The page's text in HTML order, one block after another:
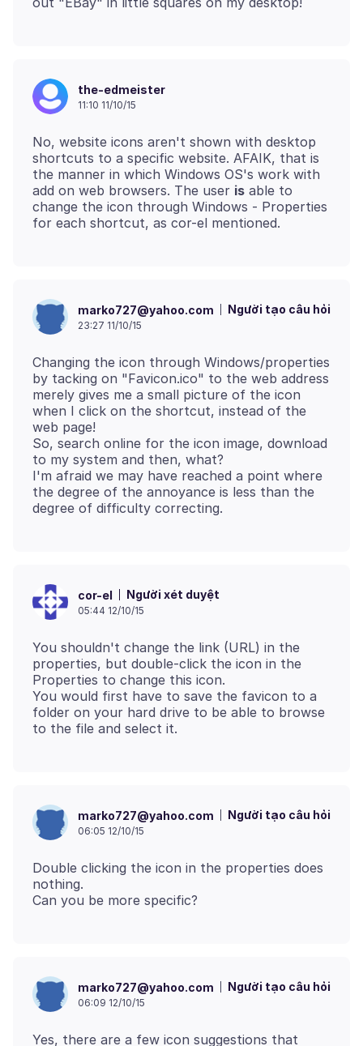
the-edmeister
11:10 11/10/15
No, website icons aren't shown with desktop
shortcuts to a specific website. AFAIK, that is
the manner in which Windows OS's work with
add on web browsers. The user is able to
change the icon through Windows - Properties
marko727@yahoo.com Người tạo câu hỏi
23:27 11/10/15
Changing the icon through Windows/properties
by tacking on "Favicon.ico" to the web address
merely gives me a small picture of the icon
when I click on the shortcut, instead of the
web page!
So, search online for the icon image, download
to my system and then, what?
I'm afraid we may have reached a point where
the degree of the annoyance is less than the
cor-el Người xét duyệt
05:44 12/10/15
You shouldn't change the link (URL) in the
properties, but double-click the icon in the
Properties to change this icon.
You would first have to save the favicon to a
folder on your hard drive to be able to browse
marko727@yahoo.com Người tạo câu hỏi
06:05 12/10/15
Double clicking the icon in the properties does
nothing.
marko727@yahoo.com Người tạo câu hỏi
06:09 12/10/15
Yes, there are a few icon suggestions that